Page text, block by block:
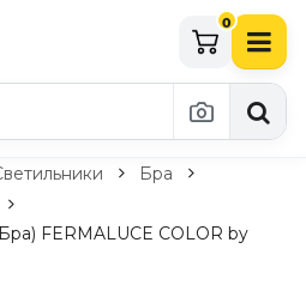
0
Бра
FERMALUCE COLOR by